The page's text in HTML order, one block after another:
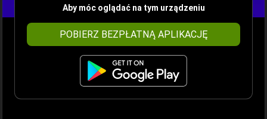
Aby móc oglądać na tym urządzeniu
POBIERZ BEZPŁATNĄ APLIKACJĘ